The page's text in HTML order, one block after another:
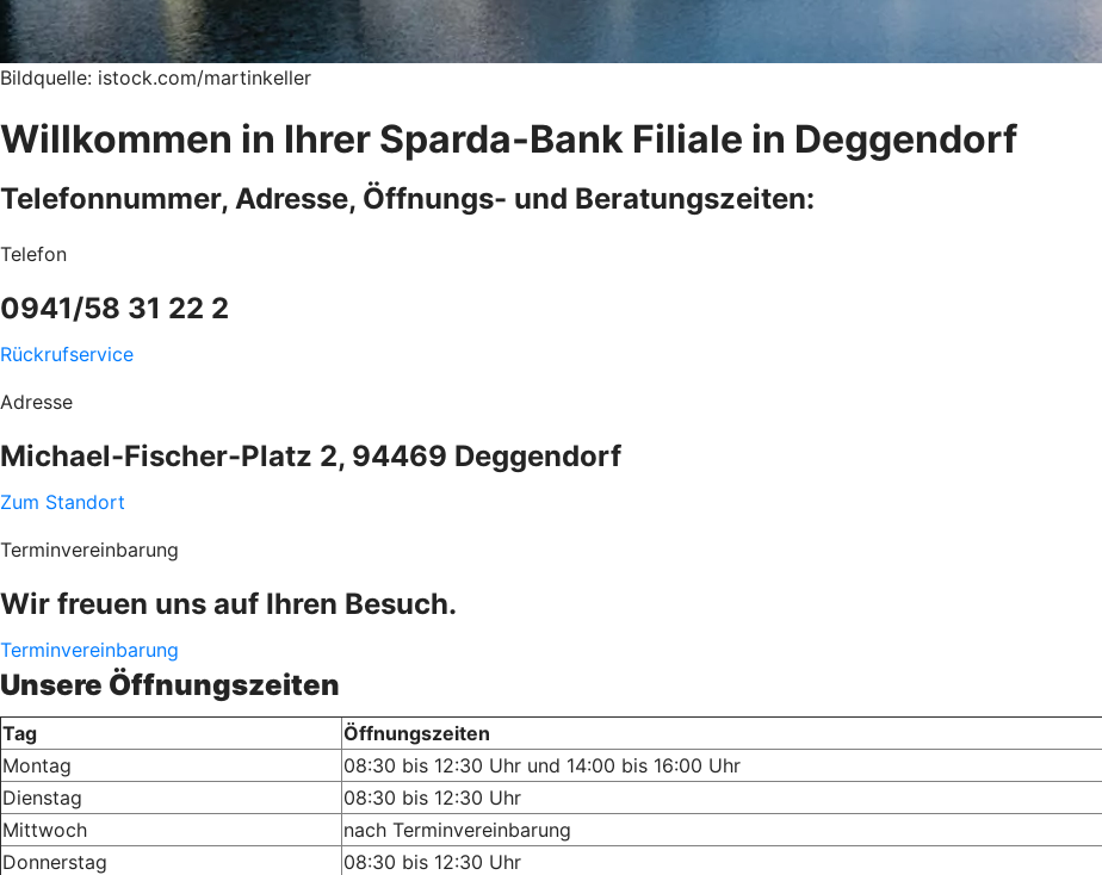
Bildquelle: istock.com/martinkeller
Willkommen in Ihrer Sparda-Bank Filiale in Deggendorf
Telefonnummer, Adresse, Öffnungs- und Beratungszeiten:
Telefon
0941/58 31 22 2
Rückrufservice
Adresse
Michael-Fischer-Platz 2, 94469 Deggendorf
Zum Standort
Terminvereinbarung
Wir freuen uns auf Ihren Besuch.
Terminvereinbarung
Unsere Öffnungszeiten
Tag
Öffnungszeiten
Montag
08:30 bis 12:30 Uhr und 14:00 bis 16:00 Uhr
Dienstag
08:30 bis 12:30 Uhr
Mittwoch
nach Terminvereinbarung
Donnerstag
08:30 bis 12:30 Uhr